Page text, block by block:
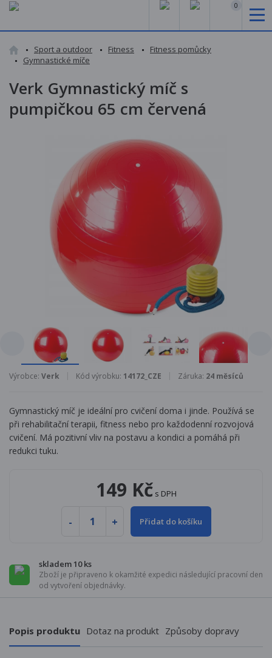
0
Sport a outdoor Fitness
Fitness pomůcky
Gymnastické míče
Verk Gymnastický míč s
pumpičkou 65 cm červená
Výrobce: Verk Kód výrobku: 14172_CZE Záruka: 24 měsíců
Gymnastický míč je ideální pro cvičení doma i jinde. Používá se
při rehabilitační terapii, fitness nebo pro každodenní rozvojová
cvičení. Má pozitivní vliv na postavu a kondici a pomáhá při
redukci tuku.
149 Kč s DPH
Přidat do košíku
skladem 10 ks
Zboží je připraveno k okamžité expedici následující pracovní den
od vytvoření objednávky.
Popis produktu Dotaz na produkt Způsoby dopravy